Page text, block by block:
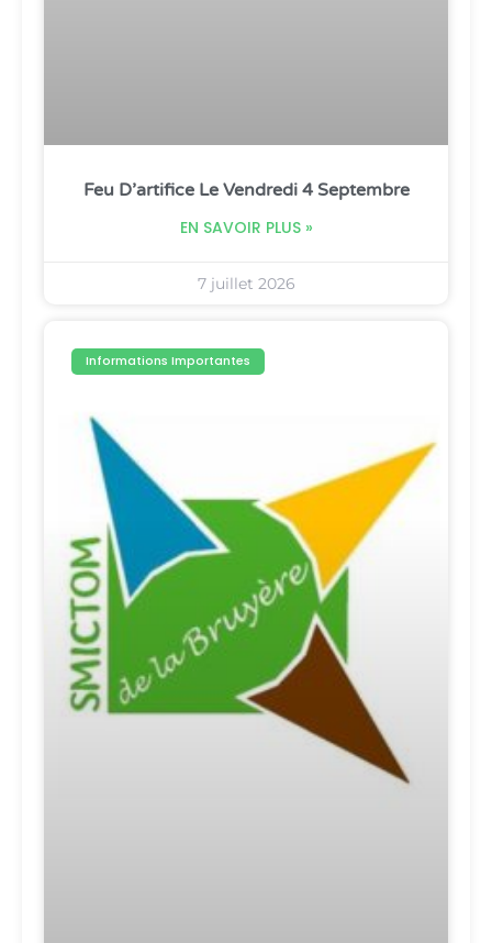
Feu D’artifice Le Vendredi 4 Septembre
EN SAVOIR PLUS »
7 juillet 2026
Informations Importantes